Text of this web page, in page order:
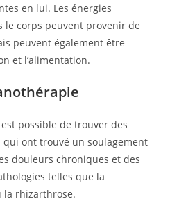
en lui. Les énergies
le corps peuvent provenir de
peuvent également être
et l’alimentation.
possible de trouver des
qui ont trouvé un soulagement
douleurs chroniques et des
telles que la
rhizarthrose.